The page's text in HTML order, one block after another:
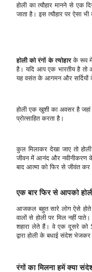
होली का त्यौहार मानने से एक
जाता है। इस त्यौहार पर ऐसा
होली को रंगों के त्योहारके रूप में
है। यदि आप एक भारतीय है तो
यह वसंत के आगमन और सर्दियों
होली एक खुशी का अवसर है
प्रोत्साहित करता है।
कुल मिलाकर देखा जाए तो
जीवन में आनंद और नवीनीकरण के
बाद आत्मा को फिर से जीवंत कर
एक बार फिर से आपको
आजकल बहुत सारे लोग ऐसे होते
वालों से होली पर मिल नहीं
शहारा लेते हैं। वे एक दूसरे
द्वारा होली के बधाई संदेश भेजकर
रंगों का मिलना हमें क्या